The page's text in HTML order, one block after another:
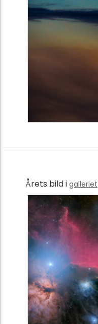
Årets bild i galleriet